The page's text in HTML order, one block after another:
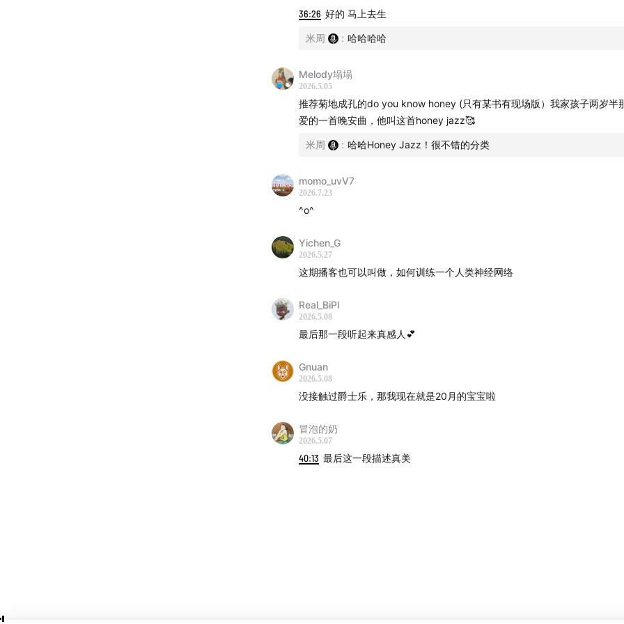
共情能力的早期培养。
23个月：Jazz Hip Hop 与持续注意力的构建
●曲目：1. Aruarian Dance (Nujabes) 2. Luv(sic) Part 3 (Nujabes) 3.
Waltz for Life Will Born (Uyama Hiroto) 4. Feather (Nujabes)
背景节奏是高度可预测的，而上层的钢琴即兴是流动的，这能训练**前
（Prefrontal Cortex）**在稳定的背景中提取细微的变化信号。
○发育心理学：
乐句能降低皮质醇水平，延长其**深度探索（Deep Play）**的时间窗口
●曲目：1. Take Five (Dave Brubeck) 2. Unsquare Dance (Dave
3. Blue Rondo à la Turk (Dave Brubeck) 4. Eleven Four (Paul
●深度分析：
此时只听 4/4 拍，大脑会认定 5/4 或 9/8 为“不可理解信号”。输入奇
了保持神经系统的认知弹性（Cognitive Flexibility）
找更高阶的数学规律。
36:26 好的 马上去生
米周 : 哈哈哈哈
Melody塌塌
2026.5.05
推荐菊地成孔的do you know honey (只有某书有现场版）我家孩子两岁半
爱的一首晚安曲，他叫这首honey jazz🥰
米周 : 哈哈Honey Jazz！很不错的分类
momo_uvV7
2026.7.23
^o^
Yichen_G
2026.5.27
这期播客也可以叫做，如何训练一个人类神经网络
Real_BiPl
2026.5.08
最后那一段听起来真感人💕
Gnuan
2026.5.08
没接触过爵士乐，那我现在就是20月的宝宝啦
冒泡的奶
2026.5.07
40:13 最后这一段描述真美